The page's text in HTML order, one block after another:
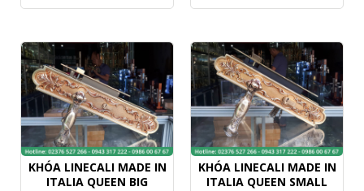
KHÓA LINECALI MADE IN
ITALIA QUEEN BIG
KHÓA LINECALI MADE IN
ITALIA QUEEN SMALL